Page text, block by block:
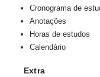
Cronograma de
Anotações
Horas de estudos
Calendário
Extra